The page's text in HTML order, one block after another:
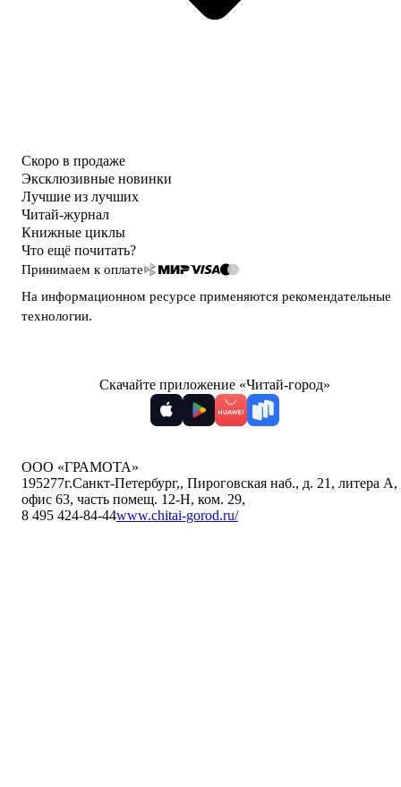
Скоро в продаже
Эксклюзивные новинки
Лучшие из лучших
Читай-журнал
Книжные циклы
Что ещё почитать?
Принимаем к оплате
На информационном ресурсе применяются рекомендательные
технологии.
Скачайте приложение «Читай-город»
ООО «ГРАМОТА»
195277г.Санкт-Петербург,, Пироговская наб., д. 21, литера А,
офис 63, часть помещ. 12-Н, ком. 29,
8 495 424-84-44www.chitai-gorod.ru/